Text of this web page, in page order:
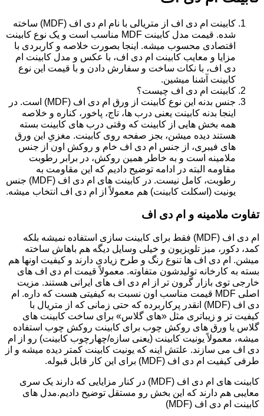
کابینت ام دی اف از متریالی با نام ام دی اف (MDF) ساخته
شده. قیمت مدل کابینت MDF مناسب است و یک نوع کابینت
اقتصادی محسوب میشه. اینجا بصورت خلاصه و کاربردی با
مزایا و معایب کابینت ام دی اف، با عکس و مدل کابینت ام
دی اف، با نکات ساخت و سفارش دادن و با قیمت این نوع
کابینت آشنا میشین.
کابینت ام دی اف چیست؟
جنس بدنه این نوع کابینت از ورق ام دی اف (MDF) است. در
اینجا بدنه کابینت یعنی درب ها، تاج، پاخور، کناره و خلاصه
همه بخش هایی از کابینت که وقتی درب های کابینت بسته
هستند دیده میشن، بجز صفحه روی کابینت. مغزیِ این ورق
های فیبری، از جنس ام دی اف خام و روکش اون از جنس
ملامینه است و به خاطر همین روکش، در برابر رطوبت
مقاومه البته در ادامه توضیح دادیم که این مقاومت به
رطوبت، کامل نیست. در کابینت های ام دی اف (MDF) جنس
یونیت (اسکلت کابینت) هم معمولاً از ام دی اف انتخاب میشه.
تفاوت ملامینه و ام دی اف
ام دی اف (MDF) فقط برای کابینت سازی استفاده نمیشه بلکه
کمد، دکور، میز تلویزیون و خیلی وسایل دیگه هم باهاش ساخته
میشن. ام دی اف ها تنوع رنگ و طرح زیادی دارند و کیفیت اونها هم
بسته به کارخانه تولیدشون متفاوته. معمولاً قیمت ام دی اف های
خارجی توی بازار گرون تر از ام دی اف های ایرانی هستند. مزیت
اصلی MDF قیمت مناسب اون نسبت به کیفیتی هست که داره. ام
دی اف (MDF) انقدر پرکاربرده که حتی زمانی که از متریال با
کیفیت تر و زیباتری مثل «های گلاس» برای ساخت کابینت های
گلاس یا ورق های روکش چوب برای کابینت روکش چوب استفاده
میشه، معمولاً یونیت کابینت (یعنی سازه/چهارچوب کابینت) رو از ام
دی اف می سازند. علتش اینه که یونیت کابینت کمتر دیده میشه و از
طرفی کیفیت ام دی اف (MDF) برای این کار قابل قبوله.
کابینت های ام دی اف (MDF) در کنار مزایایی که دارند یک سری
معایبی هم دارند که این بخش رو مستقل توضیح دادیم.مدل های
کابینت ام دی اف (MDF)